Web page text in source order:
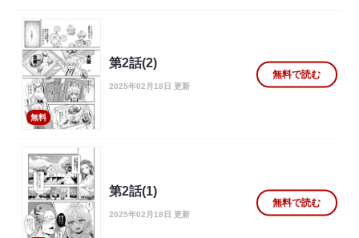
無料
第2話(2)
2025年02月18日 更新
無料で読む
第2話(1)
2025年02月18日 更新
無料で読む